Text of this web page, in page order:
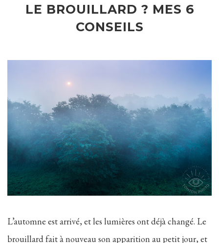
LE BROUILLARD ? MES 6
CONSEILS
L’automne est arrivé, et les lumières ont déjà changé. Le
brouillard fait à nouveau son apparition au petit jour, et